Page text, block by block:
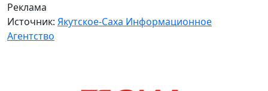
Реклама
Источник: Якутское-Саха Информационное
Агентство